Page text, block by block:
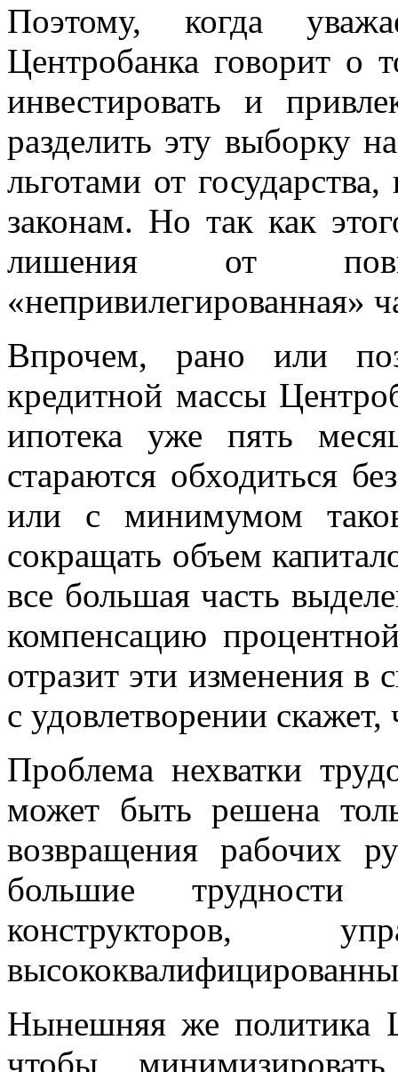
Поэтому, когда
Центробанка говорит о
инвестировать и
разделить эту выборку
льготами от
законам. Но так как
лишения от
«непривилегированная»
Впрочем, рано или
кредитной массы
ипотека уже пять
стараются обходиться
или с минимумом
сокращать объем
все большая часть
компенсацию
отразит эти изменения в
с удовлетворении
Проблема нехватки
может быть решена
возвращения рабочих
большие
конструкторов,
Нынешняя же политика
чтобы